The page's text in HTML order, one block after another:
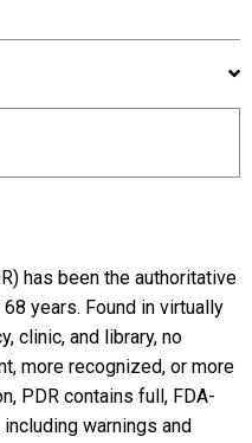
has been the authoritative
years. Found in virtually
clinic, and library, no
more recognized, or more
PDR contains full, FDA-
warnings and